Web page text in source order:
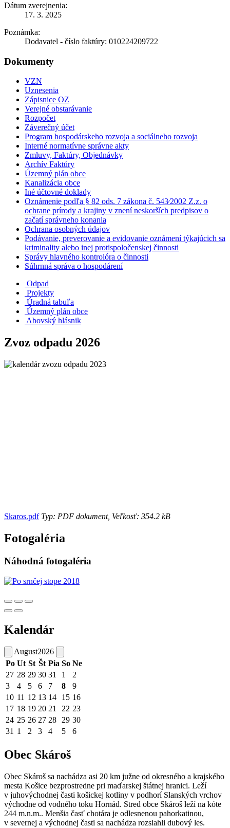
Dátum zverejnenia:
17. 3. 2025
Poznámka:
Dodavatel - číslo faktúry: 010224209722
Dokumenty
VZN
Uznesenia
Zápisnice OZ
Verejné obstarávanie
Rozpočet
Záverečný účet
Program hospodárskeho rozvoja a sociálneho rozvoja
Interné normatívne správne akty
Zmluvy, Faktúry, Objednávky
Archív Faktúry
Územný plán obce
Kanalizácia obce
Iné účtovné doklady
Oznámenie podľa § 82 ods. 7 zákona č. 543⁄2002 Z.z. o
ochrane prírody a krajiny v znení neskorších predpisov o
začatí správneho konania
Ochrana osobných údajov
Podávanie, preverovanie a evidovanie oznámení týkajúcich sa
kriminality alebo inej protispoločenskej činnosti
Správy hlavného kontrolóra o činnosti
Súhrnná správa o hospodárení
Odpad
Projekty
Úradná tabuľa
Územný plán obce
Abovský hlásnik
Zvoz odpadu 2026
Skaros.pdfTyp: PDF dokument, Veľkosť: 354.2 kB
Fotogaléria
Náhodná fotogaléria
Kalendár
August2026
Po Ut St Št Pia So Ne
27 28 29 30 31 1
2
3
4 5 6 7 8
9
10 11 12 13 14 15 16
17 18 19 20 21 22 23
24 25 26 27 28 29 30
31 1 2 3 4 5 6
Obec Skároš
Obec Skároš sa nachádza asi 20 km južne od okresného a krajského
mesta Košice bezprostredne pri maďarskej štátnej hranici. Leží
v juhovýchodnej časti košickej kotliny v podhorí Slanských vrchov
východne od vodného toku Hornád. Stred obce Skároš leží na kóte
244 m.n.m.. Menšia časť chotára je odlesnenou pahorkatinou,
v severnej a východnej časti sa nachádza rozsiahli dubový les.